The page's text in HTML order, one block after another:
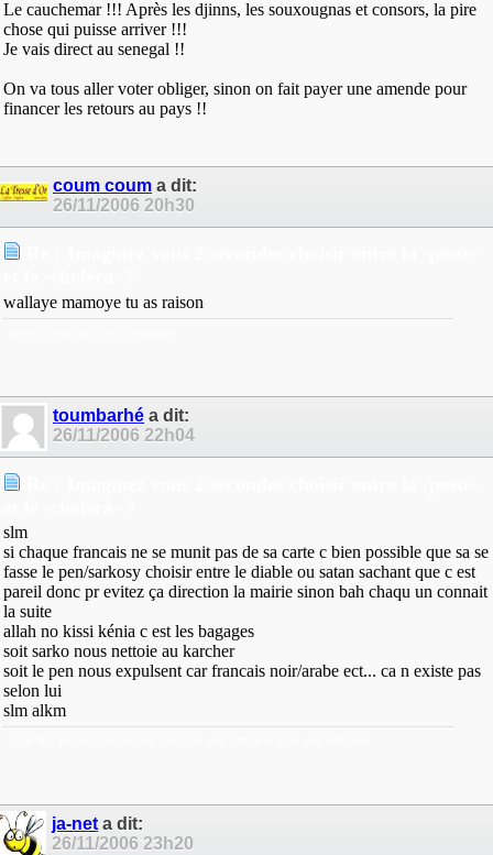
Le cauchemar !!! Après les djinns, les souxougnas et consors, la pire
chose qui puisse arriver !!!
Je vais direct au senegal !!
On va tous aller voter obliger, sinon on fait payer une amende pour
financer les retours au pays !!
coum coum a dit:
26/11/2006 20h30
wallaye mamoye tu as raison
toumbarhé a dit:
26/11/2006 22h04
slm
si chaque francais ne se munit pas de sa carte c bien possible que sa se
fasse le pen/sarkosy choisir entre le diable ou satan sachant que c est
pareil donc pr evitez ça direction la mairie sinon bah chaqu un connait
la suite
allah no kissi kénia c est les bagages
soit sarko nous nettoie au karcher
soit le pen nous expulsent car francais noir/arabe ect... ca n existe pas
selon lui
slm alkm
ja-net a dit:
26/11/200623h20